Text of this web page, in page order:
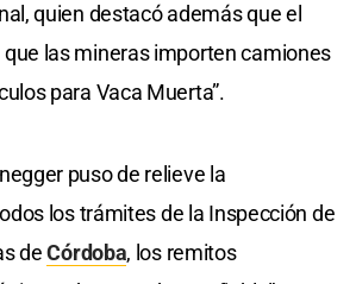
quien destacó además que el
las mineras importen camiones
para Vaca Muerta”.
puso de relieve la
los trámites de la Inspección de
deCórdoba, los remitos